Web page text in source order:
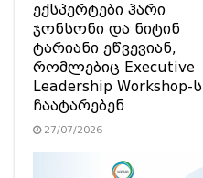
ექსპერტები ჰარი
ჯონსონი და ნიტინ
ტარიანი ეწვევიან,
რომლებიც Executive
Leadership Workshop-ს
ჩაატარებენ
27/07/2026